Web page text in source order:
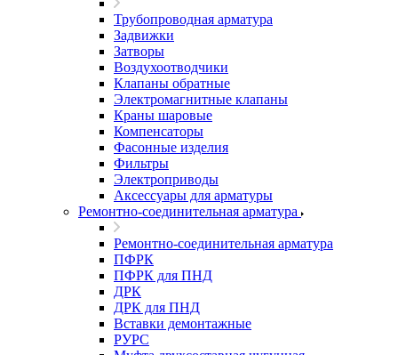
Трубопроводная арматура
Задвижки
Затворы
Воздухоотводчики
Клапаны обратные
Электромагнитные клапаны
Краны шаровые
Компенсаторы
Фасонные изделия
Фильтры
Электроприводы
Аксессуары для арматуры
Ремонтно-соединительная арматура
Ремонтно-соединительная арматура
ПФРК
ПФРК для ПНД
ДРК
ДРК для ПНД
Вставки демонтажные
РУРС